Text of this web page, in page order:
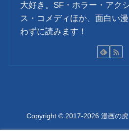
大好き。SF・ホラー・アク
ス・コメディほか、面白い
わずに読みます！
Copyright © 2017-2026 漫画の虎